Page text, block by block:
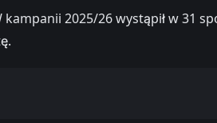
2025/26 wystąpił w 31